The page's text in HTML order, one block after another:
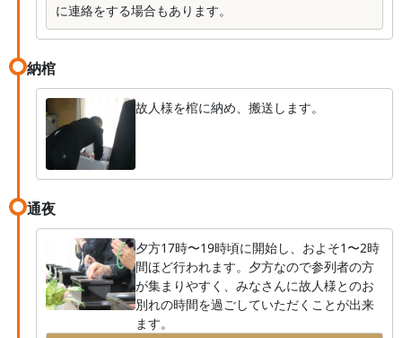
に連絡をする場合もあります。
納棺
故人様を棺に納め、搬送します。
通夜
夕方17時〜19時頃に開始し、およそ1〜2時
間ほど行われます。夕方なので参列者の方
が集まりやすく、みなさんに故人様とのお
別れの時間を過ごしていただくことが出来
ます。